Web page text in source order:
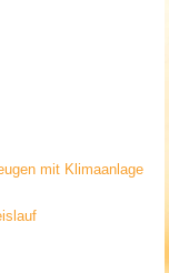
mit Klimaanlage